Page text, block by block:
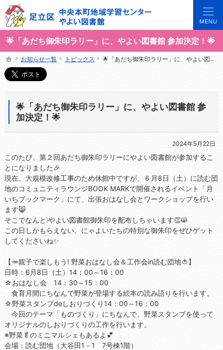
🌟「あだち御朱印ラリー」に、やよい図書館 参加決定！🌟
3世代で楽しめる地域のひろば。当サイトでは地域の講座や施設をご案内しています。
足立区中央本町地域学習センターや図書館の総合案内サイト
ホーム
お知らせ一覧 トピックス 🌟「あだち御朱印ラリー」に、やよい図書館 参加決定！🌟
🌟「あだち御朱印ラリー」に、やよい図書館 参
加決定！🌟
2024年5月22日
このたび、第２回あだち御朱印ラリーにやよい図書館が参加するこ
とになりました🎉
現在、大規模改修工事のため休館中ですが、６月8日（土）に読む団
地のコミュニティラウンジBOOK MARKで開催されるイベント「月
いちブックマーク」にて、出張おはなし会とワークショップを行い
ます😸
そこでなんと❕やよい図書館御朱印を配布しちゃいます👏😸
この日しかもらえない、にゃよいたちの特別な御朱印をぜひゲット
してくださいね✨
【🥕親子で楽しもう! 野菜おはなし会＆工作会in読む団地🍅】
日時：6月8日（土）14：00～16：00
☆おはなし会 14：30～15：00
食育月間にちなんで野菜が登場する絵本の読み語りを行います。
☆野菜スタンプdeしおりづくり14：00～16：00
今回のテーマ「ものづくり」にちなんで、野菜スタンプを使って
オリジナルのしおりづくりの工作を行います。
※野菜🥬のミニマルシェもあるよ💕
会場：読む団地（大谷田1－1 7号棟1階）
ホーム
お知らせ一覧 トピックス 🌟「あだち御朱印ラリー」に、やよい図書館 参加決定！🌟